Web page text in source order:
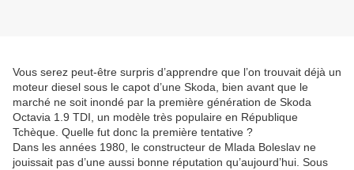
Vous serez peut-être surpris d’apprendre que l’on trouvait déjà un
moteur diesel sous le capot d’une Skoda, bien avant que le
marché ne soit inondé par la première génération de Skoda
Octavia 1.9 TDI, un modèle très populaire en République
Tchèque. Quelle fut donc la première tentative ?
Dans les années 1980, le constructeur de Mlada Boleslav ne
jouissait pas d’une aussi bonne réputation qu’aujourd’hui. Sous